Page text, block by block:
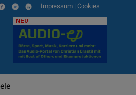
Impressum | Cookies
NEU